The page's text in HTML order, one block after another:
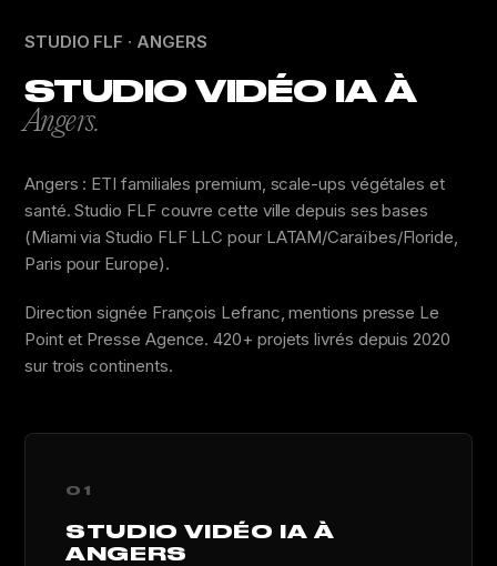
STUDIO FLF · ANGERS
STUDIO VIDÉO IA À
Angers.
Angers : ETI familiales premium, scale-ups végétales et
santé. Studio FLF couvre cette ville depuis ses bases
(Miami via Studio FLF LLC pour LATAM/Caraïbes/Floride,
Paris pour Europe).
Direction signée François Lefranc, mentions presse Le
Point et Presse Agence. 420+ projets livrés depuis 2020
sur trois continents.
01
STUDIO VIDÉO IA À
ANGERS